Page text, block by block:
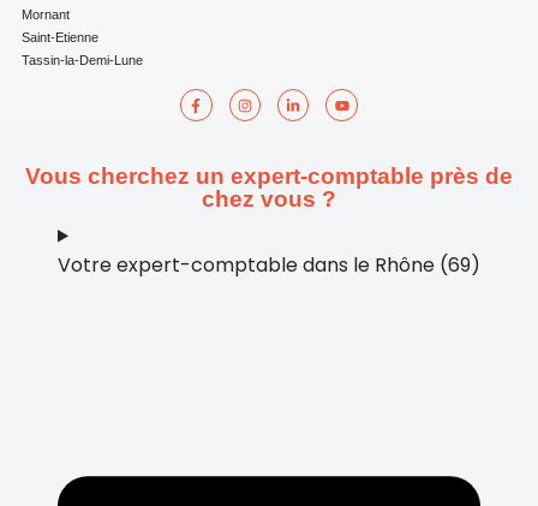
Mornant
Saint-Etienne
Tassin-la-Demi-Lune
Vous cherchez un expert-comptable près de
chez vous ?
Votre expert-comptable dans le Rhône (69)